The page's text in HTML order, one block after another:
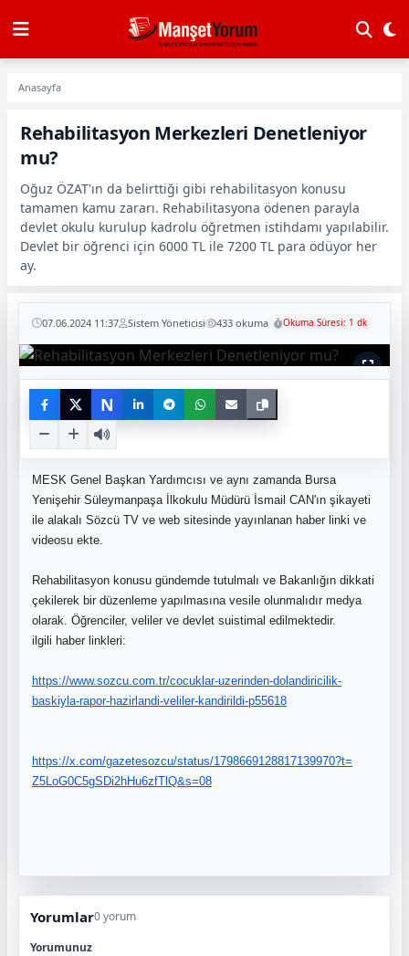
Anasayfa
Rehabilitasyon Merkezleri Denetleniyor
mu?
Oğuz ÖZAT'ın da belirttiği gibi rehabilitasyon konusu
tamamen kamu zararı. Rehabilitasyona ödenen parayla
devlet okulu kurulup kadrolu öğretmen istihdamı yapılabilir.
Devlet bir öğrenci için 6000 TL ile 7200 TL para ödüyor her
ay.
07.06.2024 11:37 Sistem Yöneticisi 433 okuma Okuma Süresi: 1 dk
N
MESK Genel Başkan Yardımcısı ve aynı zamanda Bursa
Yenişehir Süleymanpaşa İlkokulu Müdürü İsmail CAN'ın şikayeti
ile alakalı Sözcü TV ve web sitesinde yayınlanan haber linki ve
videosu ekte.
Rehabilitasyon konusu gündemde tutulmalı ve Bakanlığın dikkati
çekilerek bir düzenleme yapılmasına vesile olunmalıdır medya
olarak. Öğrenciler, veliler ve devlet suistimal edilmektedir.
ilgili haber linkleri:
https://www.sozcu.com.tr/cocuklar-uzerinden-dolandiricilik-
baskiyla-rapor-hazirlandi-veliler-kandirildi-p55618
https://x.com/gazetesozcu/status/1798669128817139970?t=
Z5LoG0C5gSDi2hHu6zfTlQ&s=08
Yorumlar0 yorum
Yorumunuz